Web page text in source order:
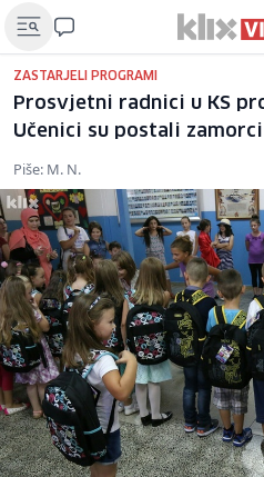
ZASTARJELI PROGRAMI
Prosvjetni radnici u KS
Učenici su postali
Piše: M. N.